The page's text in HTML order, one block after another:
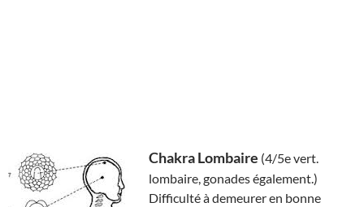
Chakra Lombaire (4/5e vert.
lombaire, gonades également.)
Difficulté à demeurer en bonne